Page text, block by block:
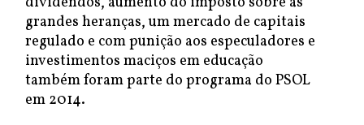
grandes heranças, um mercado de capitais
regulado e com punição aos especuladores e
investimentos maciços em educação
também foram parte do programa do PSOL
em 2014.